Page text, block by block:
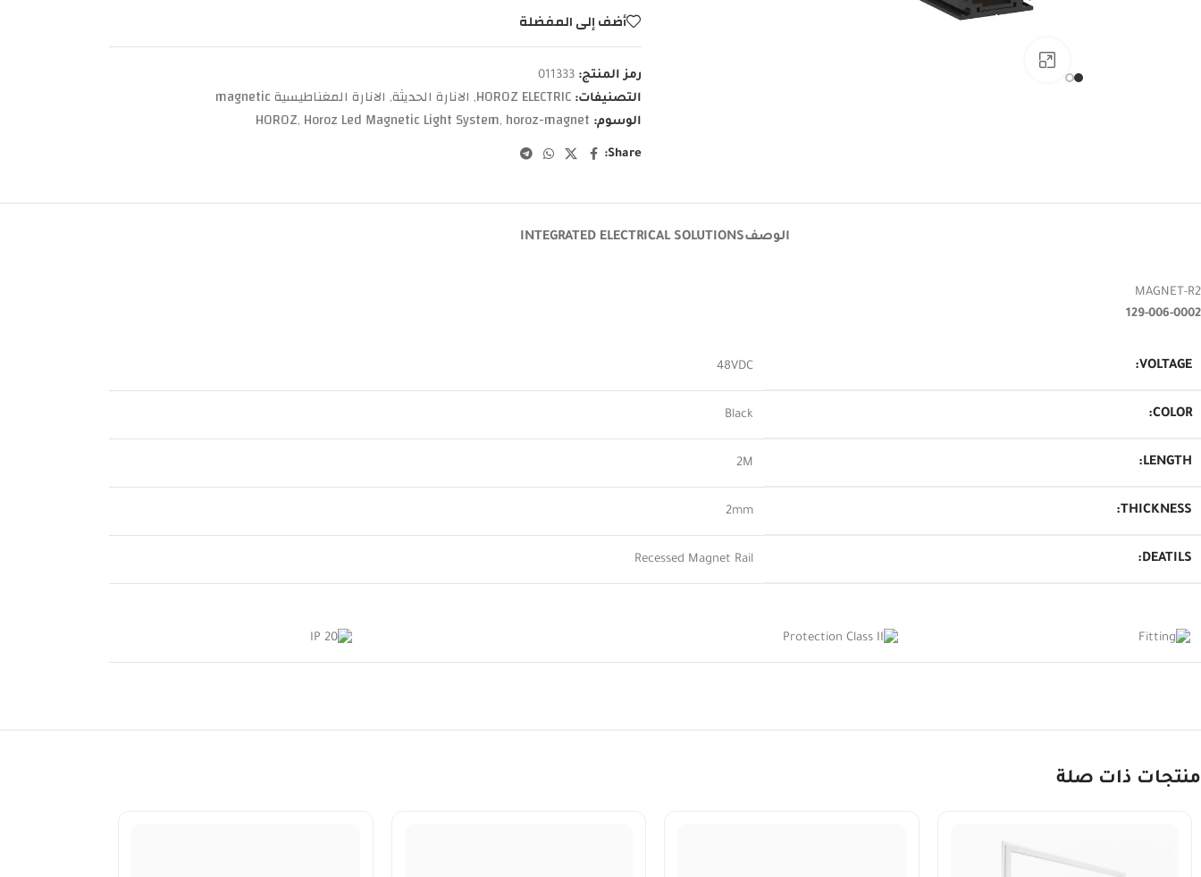
أضف إلى المفضلة
رمز المنتج: 011333
التصنيفات: HOROZ ELECTRIC
, الانارة الحديثة, الانارة المغناطيسية magnetic
الوسوم: HOROZ, Horoz Led Magnetic Light System, horoz-magnet
Share:
الوصفINTEGRATED ELECTRICAL SOLUTIONS
MAGNET-R2
129-006-0002
VOLTAGE:
48VDC
COLOR:
Black
LENGTH:
2M
THICKNESS:
2mm
DEATILS:
Recessed Magnet Rail
منتجات ذات صلة